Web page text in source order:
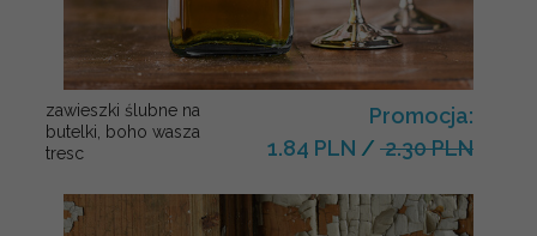
zawieszki ślubne na
butelki, boho wasza
tresc
Promocja:
1.84 PLN / 2.30 PLN